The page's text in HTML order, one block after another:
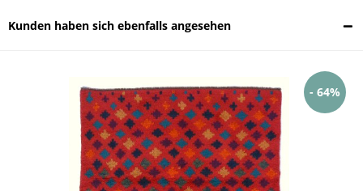
Kunden haben sich ebenfalls angesehen
- 64%